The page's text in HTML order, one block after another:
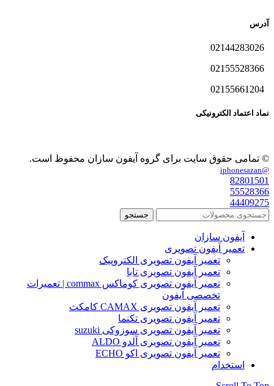
آدرس
نماد اعتماد الکترونیکی
© تمامی حقوق سایت برای گروه آیفون سازان محفوظ است.
@iphonesazan
82801501
55528366
44409275
جستجو
آیفون سازان
تعمیر آیفون تصویری
تعمیر آیفون تصویری الکتروپیک
تعمیر آیفون تصویری تابا
تعمیر آیفون تصویری کوماکس commax | تعمیرات
تخصصی آیفون
تعمیر آیفون تصویری CAMAX کامکث
تعمیر آیفون تصویری تکنما
تعمیر آیفون تصویری سوزوکی suzuki
تعمیر آیفون تصویری آلدو ALDO
تعمیر آیفون تصویری اکو ECHO
استخدام